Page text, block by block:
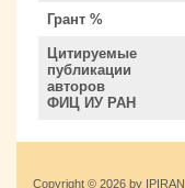
Грант %
Цитируемые
публикации
авторов
ФИЦ ИУ РАН
Copyright © 2026 by IPIRAN.